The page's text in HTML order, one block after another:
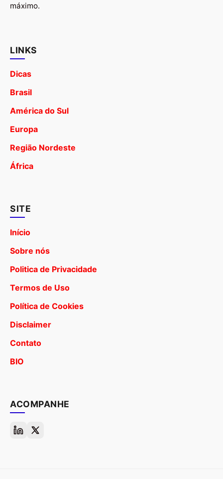
máximo.
LINKS
Dicas
Brasil
América do Sul
Europa
Região Nordeste
África
SITE
Início
Sobre nós
Politica de Privacidade
Termos de Uso
Política de Cookies
Disclaimer
Contato
BIO
ACOMPANHE